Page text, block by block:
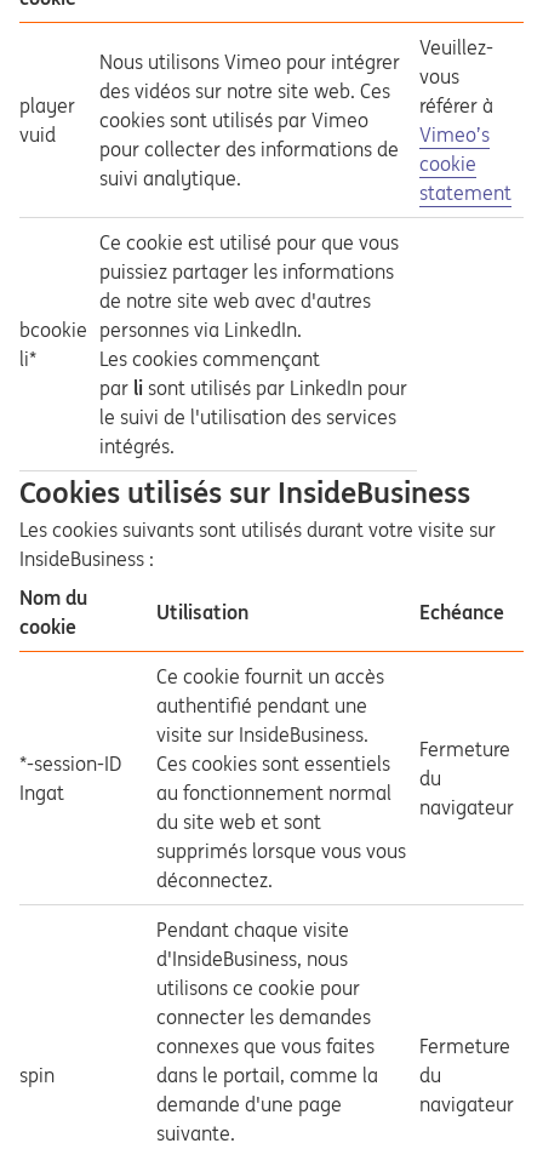
player
vuid
Nous utilisons Vimeo pour intégrer
des vidéos sur notre site web. Ces
cookies sont utilisés par Vimeo
pour collecter des informations de
suivi analytique.
Veuillez-
vous
référer à
Opens in a
Vimeo’s
cookie
statement
bcookie
li*
Ce cookie est utilisé pour que vous
puissiez partager les informations
de notre site web avec d'autres
personnes via LinkedIn.
Les cookies commençant
par li sont utilisés par LinkedIn pour
le suivi de l'utilisation des services
intégrés.
Cookies utilisés sur InsideBusiness
Les cookies suivants sont utilisés durant votre visite sur
InsideBusiness :
Nom du
cookie
Utilisation Echéance
*-session-ID
Ingat
Ce cookie fournit un accès
authentifié pendant une
visite sur InsideBusiness.
Ces cookies sont essentiels
au fonctionnement normal
du site web et sont
supprimés lorsque vous vous
déconnectez.
Fermeture
du
navigateur
spin
Pendant chaque visite
d'InsideBusiness, nous
utilisons ce cookie pour
connecter les demandes
connexes que vous faites
dans le portail, comme la
demande d'une page
suivante.
Fermeture
du
navigateur